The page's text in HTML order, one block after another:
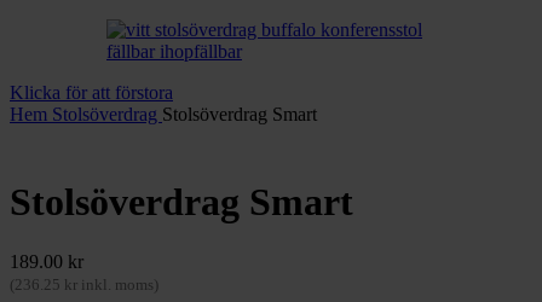
Klicka för att förstora
Hem Stolsöverdrag Stolsöverdrag Smart
Stolsöverdrag Smart
189.00 kr
(236.25 kr inkl. moms)